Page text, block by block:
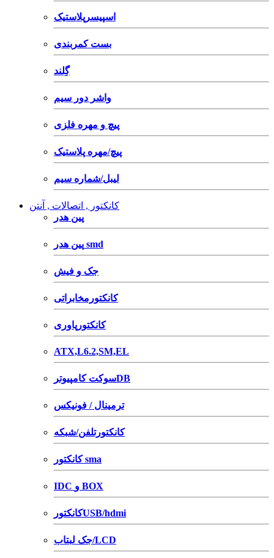
اسپیسرپلاستیک
بست کمربندی
گِلند
واشر دور سیم
پیچ و مهره فلزی
پیچ/مهره پلاستیک
لیبل/شماره سیم
کانکتور , اتصالات , آنتن
پین هدر
پین هدر smd
جک و فیش
کانکتورمخابراتی
کانکتورپاوری
ATX,L6.2,SM,EL
سوکت کامپیوترDB
ترمینال / فونیکس
کانکتورتلفن/شبکه
کانکتور sma
IDC و BOX
کانکتورUSB/hdmi
جک لبتاب/LCD